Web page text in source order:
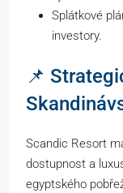
Splátkové
investory.
📌
Scandic Resort
dostupnost a
egyptského